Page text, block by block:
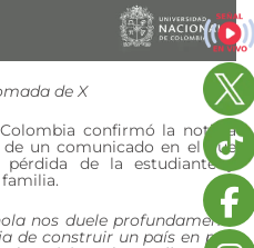
de X
confirmó la noticia
un comunicado en el que
pérdida de la estudiante y
nos duele profundamente
de construir un país en paz,